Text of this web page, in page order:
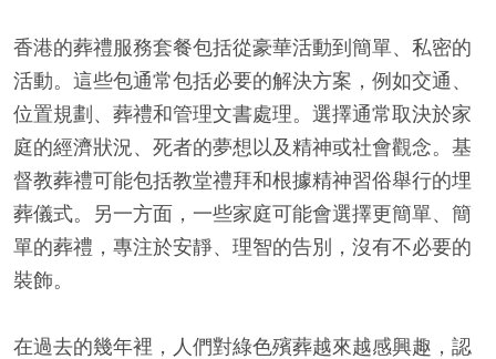
香港的葬禮服務套餐包括從豪華活動到簡單、私密的
活動。這些包通常包括必要的解決方案，例如交通、
位置規劃、葬禮和管理文書處理。選擇通常取決於家
庭的經濟狀況、死者的夢想以及精神或社會觀念。基
督教葬禮可能包括教堂禮拜和根據精神習俗舉行的埋
葬儀式。另一方面，一些家庭可能會選擇更簡單、簡
單的葬禮，專注於安靜、理智的告別，沒有不必要的
裝飾。
在過去的幾年裡，人們對綠色殯葬越來越感興趣，認